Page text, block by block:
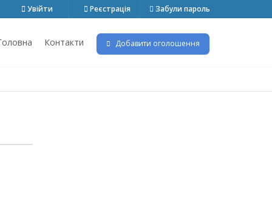
Увійти Реєстрація Забули пароль
Контакти Добавити оголошення